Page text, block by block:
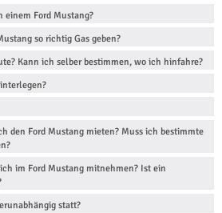
einem Ford Mustang?
so richtig Gas geben?
Kann ich selber bestimmen, wo ich hinfahre?
den Ford Mustang mieten? Muss ich bestimmte
im Ford Mustang mitnehmen? Ist ein
statt?